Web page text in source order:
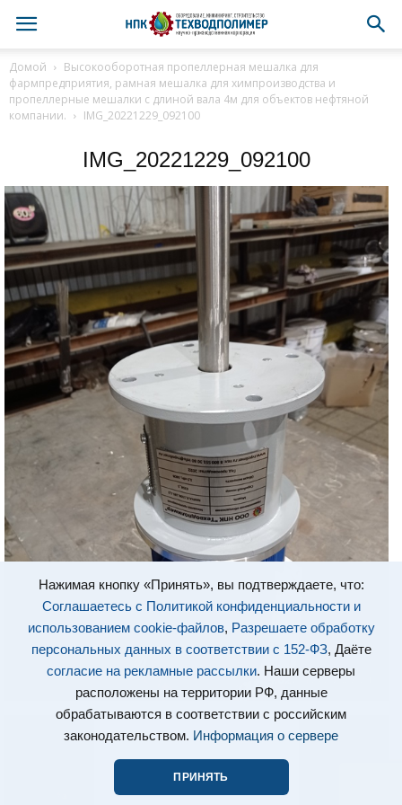
Нажимая кнопку «Принять», вы подтверждаете, что:
Соглашаетесь с Политикой конфиденциальности и
использованием cookie-файлов, Разрешаете обработку
персональных данных в соответствии с 152-ФЗ, Даёте
согласие на рекламные рассылки. Наши серверы
расположены на территории РФ, данные
обрабатываются в соответствии с российским
законодательством. Информация о сервере
ПРИНЯТЬ
Домой
Высокооборотная пропеллерная мешалка для
фармпредприятия, рамная мешалка для химпроизводства и
пропеллерные мешалки с длиной вала 4м для объектов нефтяной
компании.
IMG_20221229_092100
IMG_20221229_092100